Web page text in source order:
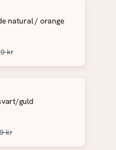
natural / orange
kr
guld
kr